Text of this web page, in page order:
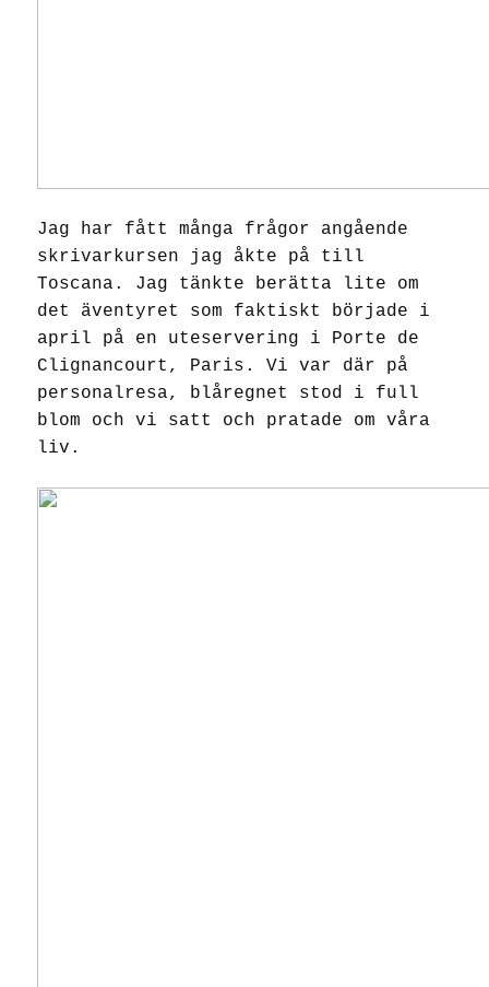
Jag har fått många frågor angående
skrivarkursen jag åkte på till
Toscana. Jag tänkte berätta lite om
det äventyret som faktiskt började i
april på en uteservering i Porte de
Clignancourt, Paris. Vi var där på
personalresa, blåregnet stod i full
blom och vi satt och pratade om våra
liv.